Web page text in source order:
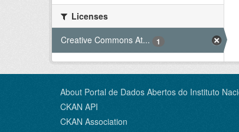
Licenses
Creative Commons At...
1
About Portal de Dados Abertos do Instituto
CKAN API
CKAN Association